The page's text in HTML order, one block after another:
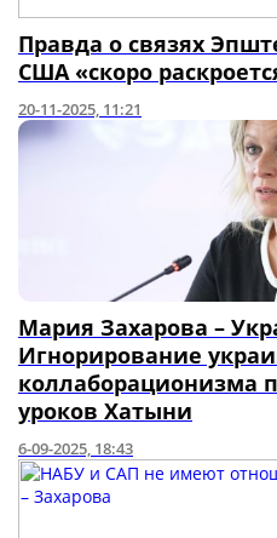
Правда о связях
США «скоро
20-11-2025, 11:21
Мария Захарова –
Игнорирование
коллаборационизма
уроков Хатыни
6-09-2025, 18:43